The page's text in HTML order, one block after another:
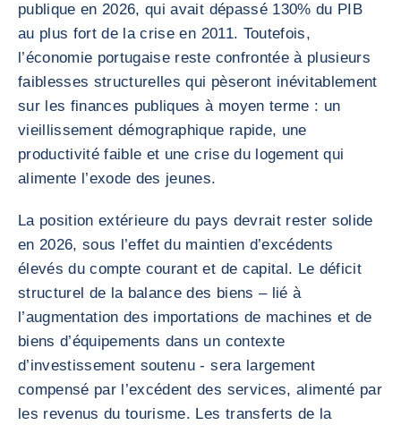
publique en 2026, qui avait dépassé 130% du PIB
au plus fort de la crise en 2011. Toutefois,
l’économie portugaise reste confrontée à plusieurs
faiblesses structurelles qui pèseront inévitablement
sur les finances publiques à moyen terme : un
vieillissement démographique rapide, une
productivité faible et une crise du logement qui
alimente l’exode des jeunes.
La position extérieure du pays devrait rester solide
en 2026, sous l’effet du maintien d’excédents
élevés du compte courant et de capital. Le déficit
structurel de la balance des biens – lié à
l’augmentation des importations de machines et de
biens d’équipements dans un contexte
d’investissement soutenu - sera largement
compensé par l’excédent des services, alimenté par
les revenus du tourisme. Les transferts de la